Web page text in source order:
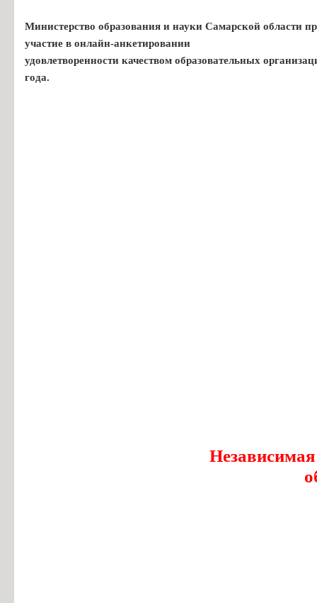
Министерство образования и науки Самарской области
участие в онлайн-анкетировании
удовлетворенности качеством образовательных
года.